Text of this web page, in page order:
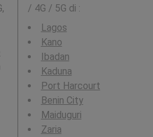
/ 4G / 5G di :
Lagos
Kano
Ibadan
Kaduna
Port Harcourt
Benin City
Maiduguri
Zaria